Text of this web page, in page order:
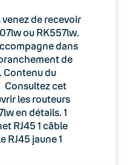
jour de Keyyo Phone
de la version 5 à la
6 : Restauration des
Keyyo Phone
Keyyo Phone
de recevoir
ou RK557lw.
dans
de
Contenu du
Consultez cet
les routeurs
en détails. 1
RJ45 1 câble
RJ45 jaune 1